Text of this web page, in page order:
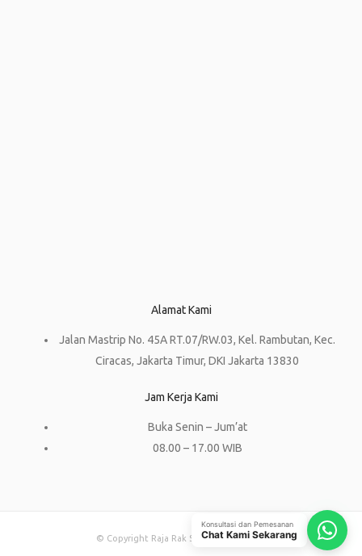
Alamat Kami
Jalan Mastrip No. 45A RT.07/RW.03, Kel. Rambutan, Kec.
Ciracas, Jakarta Timur, DKI Jakarta 13830
Jam Kerja Kami
Buka Senin – Jum’at
08.00 – 17.00 WIB
© Copyright Raja Rak Supermarket 2023
Konsultasi dan Pemesanan
Chat Kami Sekarang